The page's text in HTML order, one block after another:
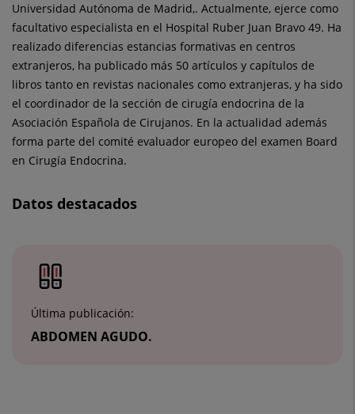
Universidad Autónoma de Madrid,. Actualmente, ejerce como
facultativo especialista en el Hospital Ruber Juan Bravo 49. Ha
realizado diferencias estancias formativas en centros
extranjeros, ha publicado más 50 artículos y capítulos de
libros tanto en revistas nacionales como extranjeras, y ha sido
el coordinador de la sección de cirugía endocrina de la
Asociación Española de Cirujanos. En la actualidad además
forma parte del comité evaluador europeo del examen Board
en Cirugía Endocrina.
Datos destacados
Última publicación:
ABDOMEN AGUDO.